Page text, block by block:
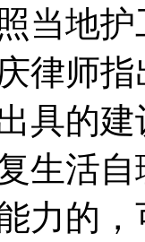
当地
律师
具的
生活
力的